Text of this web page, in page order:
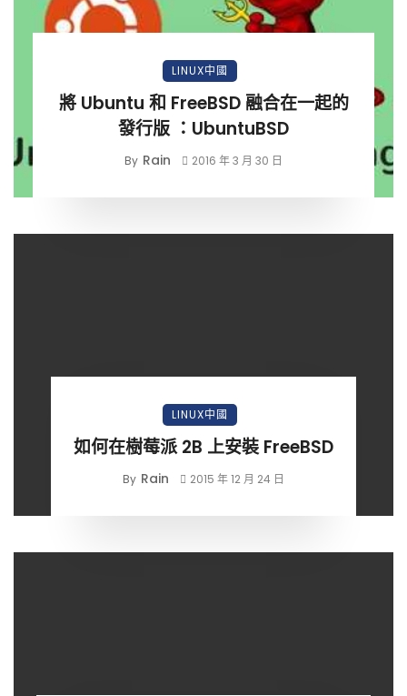
LINUX中國
將 Ubuntu 和 FreeBSD 融合在一起的
發行版 ：UbuntuBSD
By Rain 2016 年 3 月 30 日
LINUX中國
如何在樹莓派 2B 上安裝 FreeBSD
By Rain 2015 年 12 月 24 日